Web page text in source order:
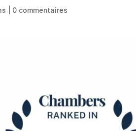
0 commentaires